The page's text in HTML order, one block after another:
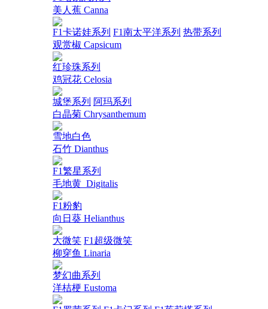
美人蕉 Canna
F1卡诺娃系列 F1南太平洋系列 热带系列
观赏椒 Capsicum
红珍珠系列
鸡冠花 Celosia
城堡系列 阿玛系列
白晶菊 Chrysanthemum
雪地白色
石竹 Dianthus
F1繁星系列
毛地黄_Digitalis
F1粉豹
向日葵 Helianthus
大微笑 F1超级微笑
柳穿鱼 Linaria
梦幻曲系列
洋桔梗 Eustoma